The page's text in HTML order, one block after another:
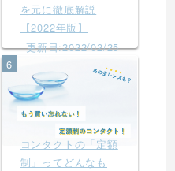
を元に徹底解説
【2022年版】
更新日:2022/02/25
6
コンタクトの「定額
制」ってどんなも